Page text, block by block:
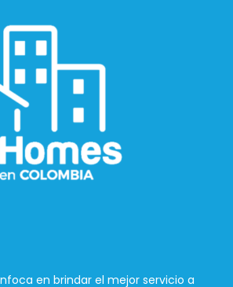
en brindar el mejor servicio a